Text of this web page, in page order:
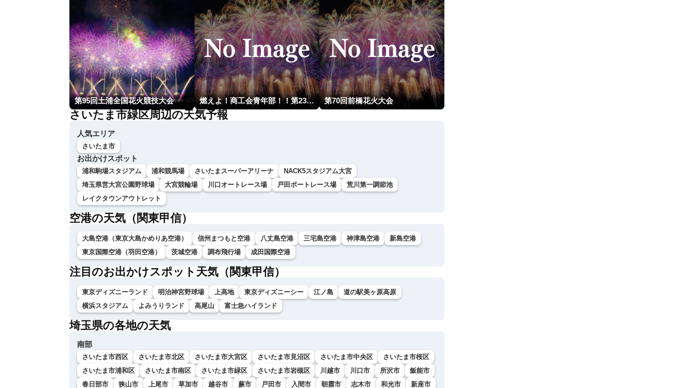
第95回土浦全国花火競技大会 燃えよ！商工会青年部！！第23回こうのす花火大会 第70回前橋花火大会
さいたま市緑区周辺の天気予報
人気エリア
さいたま市
お出かけスポット
浦和駒場スタジアム 浦和競馬場 さいたまスーパーアリーナ
NACK5スタジアム大宮
埼玉県営大宮公園野球場
大宮競輪場 川口オートレース場 戸田ボートレース場
荒川第一調節池
レイクタウンアウトレット
空港の天気（関東甲信）
大島空港（東京大島かめりあ空港） 信州まつもと空港 八丈島空港 三宅島空港 神津島空港
新島空港
東京国際空港（羽田空港）
茨城空港 調布飛行場 成田国際空港
注目のお出かけスポット天気（関東甲信）
東京ディズニーランド 明治神宮野球場 上高地 東京ディズニーシー 江ノ島
道の駅美ヶ原高原
横浜スタジアム
よみうりランド 高尾山 富士急ハイランド
埼玉県の各地の天気
南部
さいたま市西区 さいたま市北区 さいたま市大宮区 さいたま市見沼区 さいたま市中央区
さいたま市桜区
さいたま市浦和区
さいたま市南区 さいたま市緑区 さいたま市岩槻区 川越市 川口市 所沢市
飯能市
春日部市
狭山市 上尾市 草加市 越谷市 蕨市 戸田市 入間市 朝霞市 志木市 和光市 新座市